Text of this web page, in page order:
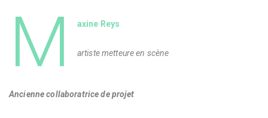
M axine Reys
artiste metteure en scène
Ancienne collaboratrice de projet